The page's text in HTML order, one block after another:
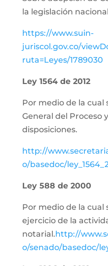
la legislación nacional
https://www.suin-
juriscol.gov.co/
ruta=Leyes/1789030
Ley 1564 de 2012
Por medio de la cual
General del Proceso
disposiciones.
http://
o/basedoc/
Ley 588 de 2000
Por medio de la cual
ejercicio de la
notarial.http://
o/senado/basedoc/